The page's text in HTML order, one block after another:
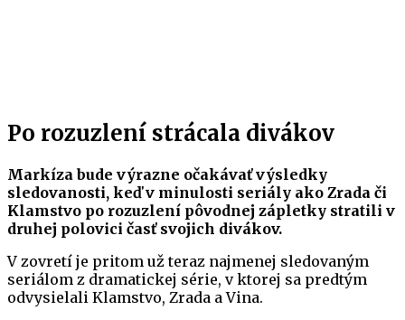
Po rozuzlení strácala divákov
Markíza bude výrazne očakávať výsledky
sledovanosti, keď v minulosti seriály ako Zrada či
Klamstvo po rozuzlení pôvodnej zápletky stratili v
druhej polovici časť svojich divákov.
V zovretí je pritom už teraz najmenej sledovaným
seriálom z dramatickej série, v ktorej sa predtým
odvysielali Klamstvo, Zrada a Vina.